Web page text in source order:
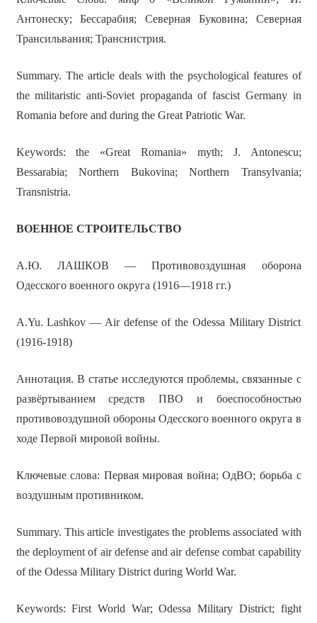
Антонеску; Бессарабия; Северная Буковина; Северная
Трансильвания; Транснистрия.
Summary. The article deals with the psychological features of
the militaristic anti-Soviet propaganda of fascist Germany in
Romania before and during the Great Patriotic War.
Keywords: the «Great Romania» myth; J. Antonescu;
Bessarabia; Northern Bukovina; Northern Transylvania;
Transnistria.
ВОЕННОЕ СТРОИТЕЛЬСТВО
А.Ю. ЛАШКОВ — Противовоздушная оборона
Одесского военного округа (1916—1918 гг.)
A.Yu. Lashkov — Air defense of the Odessa Military District
(1916-1918)
Аннотация. В статье исследуются проблемы, связанные с
развёртыванием средств ПВО и боеспособностью
противовоздушной обороны Одесского военного округа в
ходе Первой мировой войны.
Ключевые слова: Первая мировая война; ОдВО; борьба с
воздушным противником.
Summary. This article investigates the problems associated with
the deployment of air defense and air defense combat capability
of the Odessa Military District during World War.
Keywords: First World War; Odessa Military District; fight